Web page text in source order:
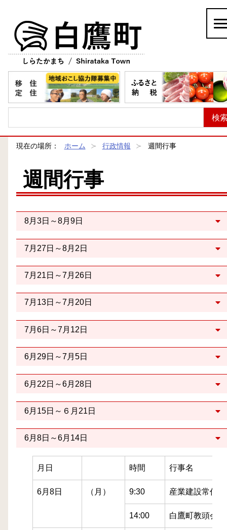
現在の場所： ホーム 行政情報 週間行事
週間行事
8月3日～8月9日
7月27日～8月2日
7月21日～7月26日
7月13日～7月20日
7月6日～7月12日
6月29日～7月5日
6月22日～6月28日
6月15日～６月21日
6月8日～6月14日
月日 時間 行事名
6月8日 （月） 9:30 産業建設常任
14:00 白鷹町教頭会議